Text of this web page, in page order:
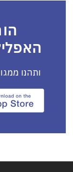
ותהנו